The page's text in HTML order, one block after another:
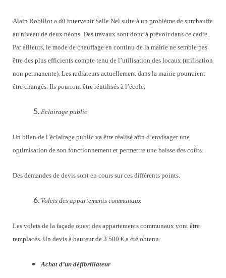
Alain Robillot a dû intervenir Salle Nel suite à un problème de surchauffe
au niveau de deux néons. Des travaux sont donc à prévoir dans ce cadre.
Par ailleurs, le mode de chauffage en continu de la mairie ne semble pas
être des plus efficients compte tenu de l’utilisation des locaux (utilisation
non permanente). Les radiateurs actuellement dans la mairie pourraient
être changés. Ils pourront être réutilisés à l’école.
Eclairage public
Un bilan de l’éclairage public va être réalisé afin d’envisager une
optimisation de son fonctionnement et permettre une baisse des coûts.
Des demandes de devis sont en cours sur ces différents points.
Volets des appartements communaux
Les volets de la façade ouest des appartements communaux vont être
remplacés. Un devis à hauteur de 3 500 € a été obtenu.
Achat d’un défibrillateur